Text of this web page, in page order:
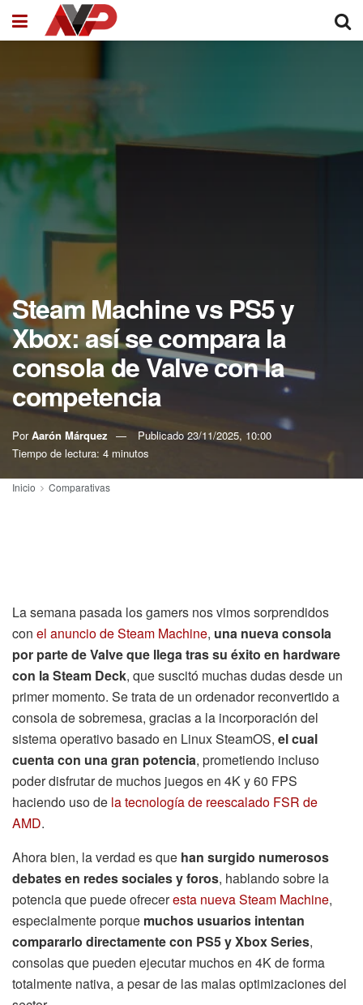
Steam Machine vs PS5 y
Xbox: así se compara la
consola de Valve con la
competencia
Por Aarón Márquez Publicado23/11/2025, 10:00
Tiempo de lectura: 4 minutos
Inicio Comparativas
La semana pasada los gamers nos vimos sorprendidos
con el anuncio de Steam Machine, una nueva consola
por parte de Valve que llega tras su éxito en hardware
con la Steam Deck, que suscitó muchas dudas desde un
primer momento. Se trata de un ordenador reconvertido a
consola de sobremesa, gracias a la incorporación del
sistema operativo basado en Linux SteamOS, el cual
cuenta con una gran potencia, prometiendo incluso
poder disfrutar de muchos juegos en 4K y 60 FPS
haciendo uso de la tecnología de reescalado FSR de
AMD.
Ahora bien, la verdad es que han surgido numerosos
debates en redes sociales y foros, hablando sobre la
potencia que puede ofreceresta nueva Steam Machine,
especialmente porque muchos usuarios intentan
compararlo directamente con PS5 y Xbox Series,
consolas que pueden ejecutar muchos en 4K de forma
totalmente nativa, a pesar de las malas optimizaciones del